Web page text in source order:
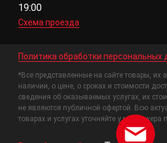
19:00
Схема проезда
Политика обработки персональных
*Все представленные на сайте товары, их
наличии, о цене, о сроках и стоимости
сведения об оказываемых услугах, их
не являются публичной офертой. Всю
товарах и услугах уточняйте у менеджера